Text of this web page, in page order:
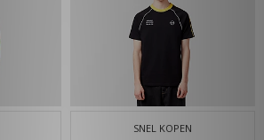
SNEL KOPEN